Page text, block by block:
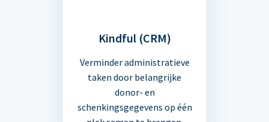
Kindful (CRM)
Verminder administratieve
taken door belangrijke
donor- en
schenkingsgegevens op één